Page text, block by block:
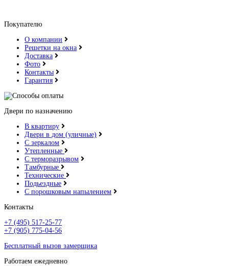
Покупателю
О компании
Решетки на окна
Доставка
Фото
Контакты
Гарантия
Двери по назначению
В квартиру
Двери в дом (уличные)
С зеркалом
Утепленные
С терморазрывом
Тамбурные
Технические
Подьездные
С порошковым напылением
Контакты
+7 (495) 517-25-77
+7 (905) 775-04-56
Бесплатный вызов замерщика
Работаем ежедневно